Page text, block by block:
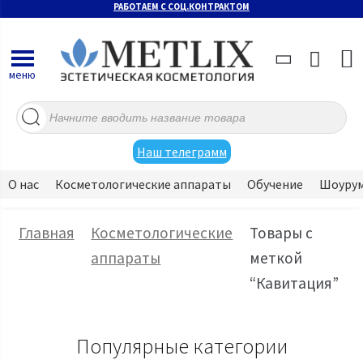
РАБОТАЕМ С СОЦ.КОНТРАКТОМ
Поиск
товаров
Наш телеграмм
меню
О нас Косметологические аппараты Обучение
Главная
Косметологические
аппараты
Товары с
меткой
“Кавитация”
Популярные категории